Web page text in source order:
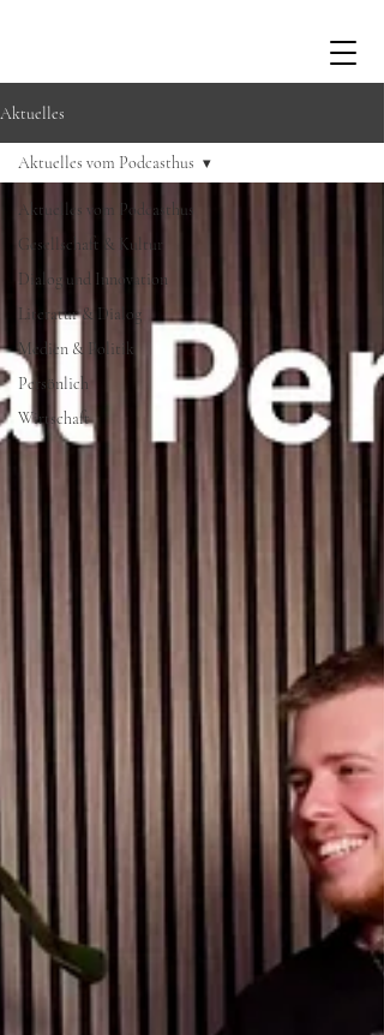
Aktuelles
Aktuelles vom Podcasthus
Gesellschaft & Kultur
Dialog und Innovation
Literatur & Dialog
Medien & Politik
Persönlich
Wirtschaft
Aktuelles vom Podcasthus